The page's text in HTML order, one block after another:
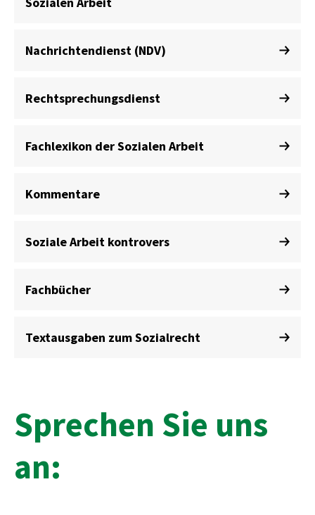
Nachrichtendienst (NDV)
Rechtsprechungsdienst
Fachlexikon der Sozialen Arbeit
Kommentare
Soziale Arbeit kontrovers
Fachbücher
Textausgaben zum Sozialrecht
Sprechen Sie uns
an: